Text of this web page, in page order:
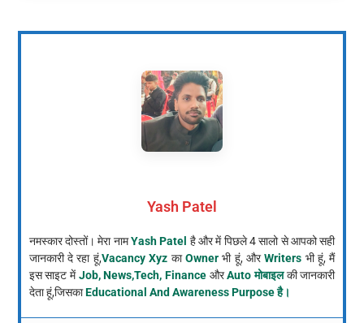
Yash Patel
नमस्कार दोस्तों। मेरा नामYash Patel है और में पिछले 4 सालो से आपको सही
जानकारी दे रहा हूं,Vacancy Xyz काOwnerभी हूं, औरWriters भी हूं, मैं
इस साइट मेंJob, News,Tech, Finance औरAuto मोबाइलकी जानकारी
देता हूं,जिसकाEducational And Awareness Purpose है।